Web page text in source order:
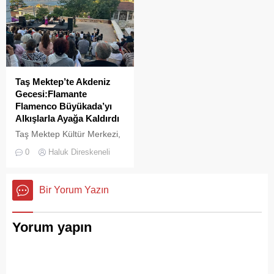
Taş Mektep’te Akdeniz
Gecesi:Flamante
Flamenco Büyükada’yı
Alkışlarla Ayağa Kaldırdı
Taş Mektep Kültür Merkezi,
31 Temmuz 2026 Cuma
akşamı bu kez İspanya’nın
Büyükada’ya taşıdı.
0 Haluk Direskeneli
Bir Yorum Yazın
Yorum yapın